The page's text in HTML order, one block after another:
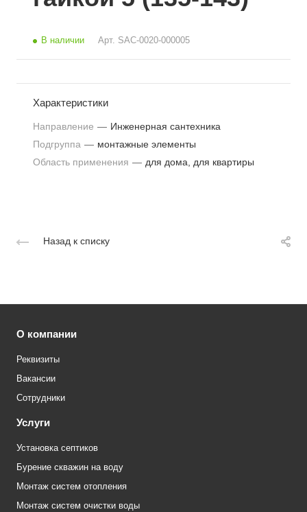
В наличии Арт. SAC-0020-000005
Характеристики
Направление — Инженерная сантехника
Подгруппа — монтажные элементы
Область применения — для дома, для квартиры
Назад к списку
О компании
Реквизиты
Вакансии
Сотрудники
Услуги
Установка септиков
Бурение скважин на воду
Монтаж систем отопления
Монтаж систем очистки воды